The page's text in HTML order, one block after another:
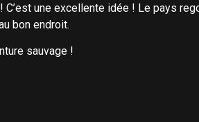
une excellente idée ! Le pays
bon endroit.
sauvage !